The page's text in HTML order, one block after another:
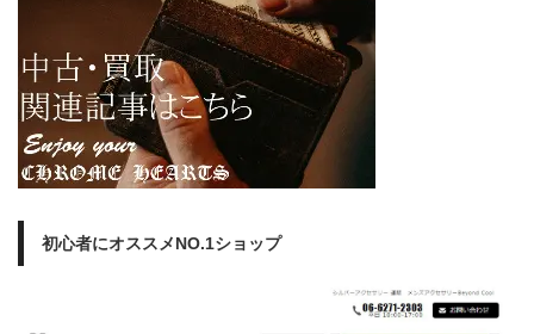
初心者にオススメNO.1ショップ